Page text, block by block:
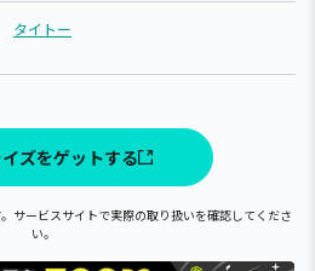
タイトー
ズをゲットする
サービスサイトで実際の取り扱いを確認してくださ
い。